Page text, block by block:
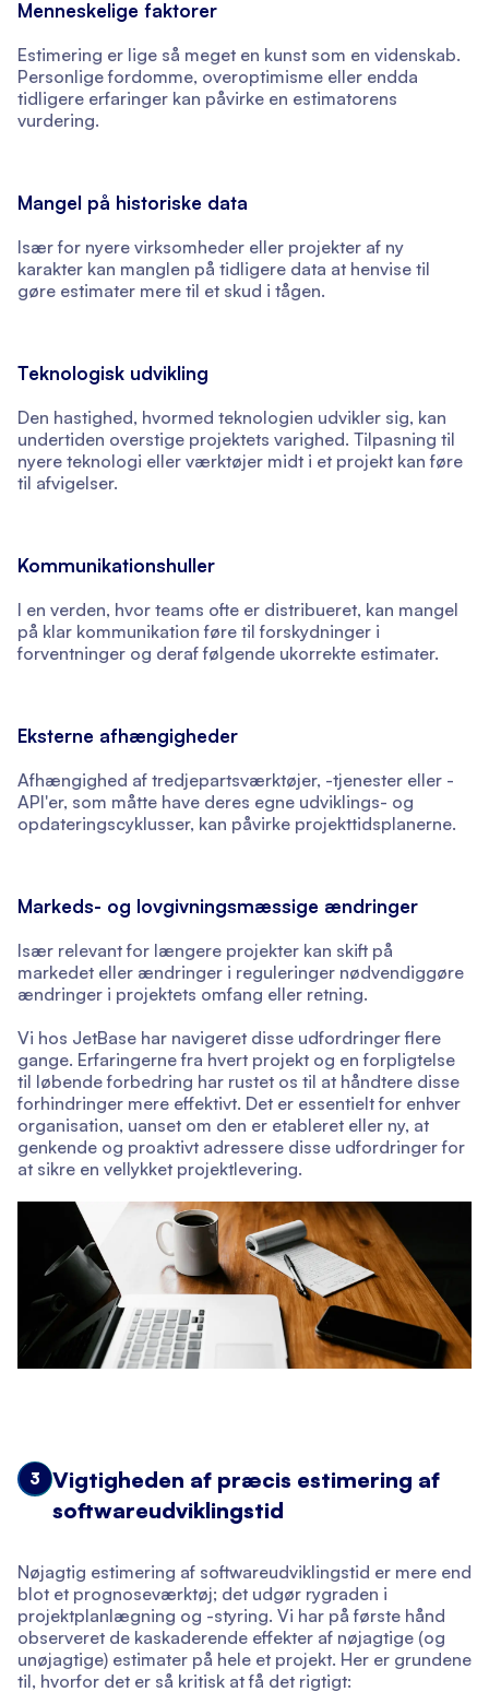
Menneskelige faktorer
Estimering er lige så meget en kunst som en videnskab.
Personlige fordomme, overoptimisme eller endda
tidligere erfaringer kan påvirke en estimatorens
vurdering.
Mangel på historiske data
Især for nyere virksomheder eller projekter af ny
karakter kan manglen på tidligere data at henvise til
gøre estimater mere til et skud i tågen.
Teknologisk udvikling
Den hastighed, hvormed teknologien udvikler sig, kan
undertiden overstige projektets varighed. Tilpasning til
nyere teknologi eller værktøjer midt i et projekt kan føre
til afvigelser.
Kommunikationshuller
I en verden, hvor teams ofte er distribueret, kan mangel
på klar kommunikation føre til forskydninger i
forventninger og deraf følgende ukorrekte estimater.
Eksterne afhængigheder
Afhængighed af tredjepartsværktøjer, -tjenester eller -
API'er, som måtte have deres egne udviklings- og
opdateringscyklusser, kan påvirke projekttidsplanerne.
Markeds- og lovgivningsmæssige ændringer
Især relevant for længere projekter kan skift på
markedet eller ændringer i reguleringer nødvendiggøre
ændringer i projektets omfang eller retning.
Vi hos JetBase har navigeret disse udfordringer flere
gange. Erfaringerne fra hvert projekt og en forpligtelse
til løbende forbedring har rustet os til at håndtere disse
forhindringer mere effektivt. Det er essentielt for enhver
organisation, uanset om den er etableret eller ny, at
genkende og proaktivt adressere disse udfordringer for
at sikre en vellykket projektlevering.
3
Vigtigheden af præcis estimering af
softwareudviklingstid
Nøjagtig estimering af softwareudviklingstid er mere end
blot et prognoseværktøj; det udgør rygraden i
projektplanlægning og -styring. Vi har på første hånd
observeret de kaskaderende effekter af nøjagtige (og
unøjagtige) estimater på hele et projekt. Her er grundene
til, hvorfor det er så kritisk at få det rigtigt: